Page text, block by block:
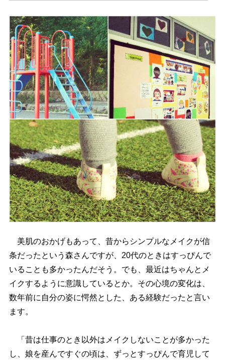
美肌のおかげもあって、昔からシンプルなメイクが信
条だったという森さんですが、20代のときはすっぴんで
いることも多かったんだそう。でも、最近はちゃんとメ
イクするように意識しているとか。その心境の変化は、
数年前に自分の姿に愕然とした、ある経験だったと言い
ます。
「昔は仕事のとき以外はメイクしないことが多かった
し、娘を産んですぐの頃は、ずっとすっぴんで育児して